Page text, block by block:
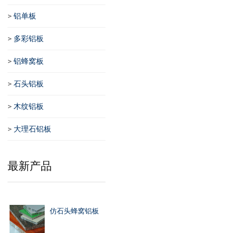
> 铝单板
> 多彩铝板
> 铝蜂窝板
> 石头铝板
> 木纹铝板
> 大理石铝板
最新产品
仿石头蜂窝铝板